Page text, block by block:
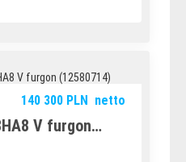
140 300 PLN netto